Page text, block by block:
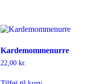
Kardemommenurre
22,00 kr.